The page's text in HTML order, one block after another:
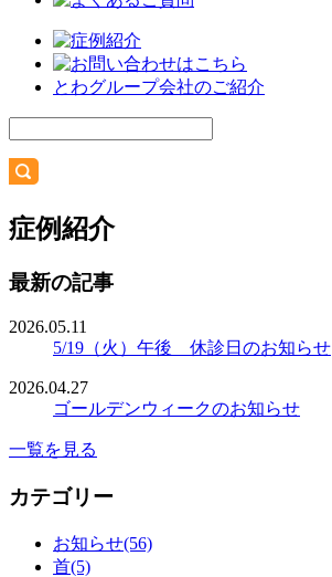
とわグループ会社のご紹介
症例紹介
最新の記事
2026.05.11
5/19（火）午後 休診日のお知らせ
2026.04.27
ゴールデンウィークのお知らせ
一覧を見る
カテゴリー
お知らせ(56)
首(5)